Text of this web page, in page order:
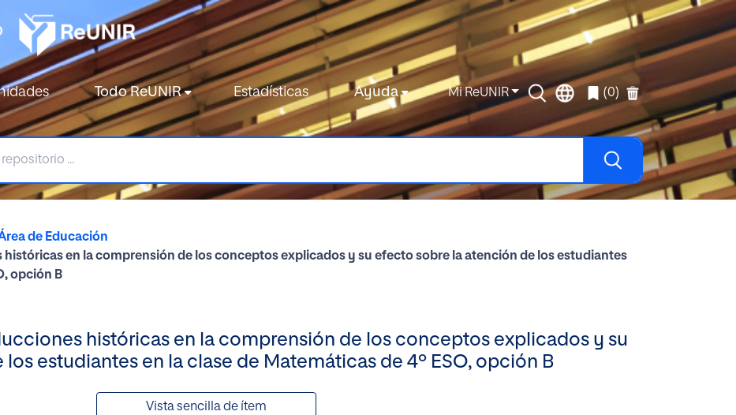
Todo ReUNIR Estadísticas Ayuda Mi ReUNIR (0)
de Educación
en la comprensión de los conceptos explicados y su efecto sobre la atención de los estudiantes
opción B
históricas en la comprensión de los conceptos explicados y su
estudiantes en la clase de Matemáticas de 4º ESO, opción B
Vista sencilla de ítem